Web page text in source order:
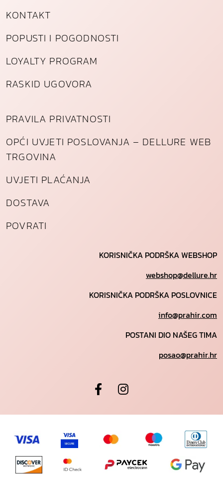
KONTAKT
POPUSTI I POGODNOSTI
LOYALTY PROGRAM
RASKID UGOVORA
PRAVILA PRIVATNOSTI
OPĆI UVJETI POSLOVANJA – DELLURE WEB
TRGOVINA
UVJETI PLAĆANJA
DOSTAVA
POVRATI
KORISNIČKA PODRŠKA WEBSHOP
webshop@dellure.hr
KORISNIČKA PODRŠKA POSLOVNICE
info@prahir.com
POSTANI DIO NAŠEG TIMA
posao@prahir.hr